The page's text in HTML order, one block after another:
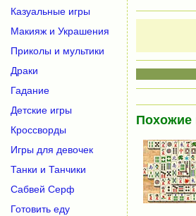
Похожие
Казуальные игры
Макияж и Украшения
Приколы и мультики
Драки
Гадание
Детские игры
Кроссворды
Игры для девочек
Танки и Танчики
Сабвей Серф
Готовить еду